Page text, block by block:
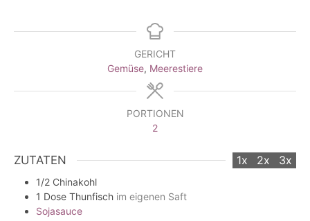
GERICHT
Gemüse, Meerestiere
PORTIONEN
2
ZUTATEN 1x 2x 3x
1/2 Chinakohl
1 Dose Thunfisch im eigenen Saft
Sojasauce